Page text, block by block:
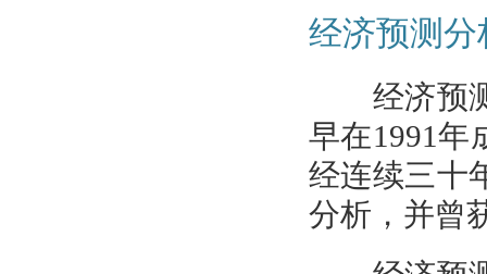
经济预测分
经济预测
早在1991年
经连续三十
分析，并曾